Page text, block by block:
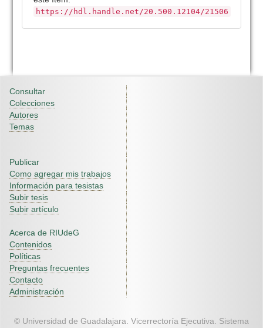
https://hdl.handle.net/20.500.12104/21506
Consultar
Colecciones
Autores
Temas
Publicar
Como agregar mis trabajos
Información para tesistas
Subir tesis
Subir artículo
Acerca de RIUdeG
Contenidos
Políticas
Preguntas frecuentes
Contacto
Administración
© Universidad de Guadalajara. Vicerrectoría Ejecutiva. Sistema